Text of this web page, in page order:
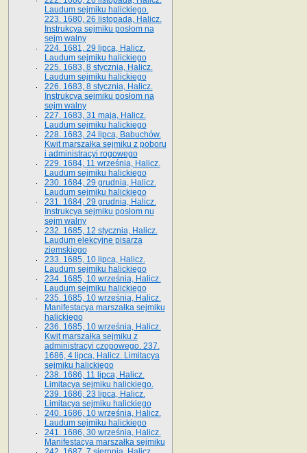
Laudum sejmiku halickiego.
223. 1680, 26 listopada, Halicz.
Instrukcya sejmiku posłom na
sejm walny
224. 1681, 29 lipca, Halicz.
Laudum sejmiku halickiego
225. 1683, 8 stycznia, Halicz.
Laudum sejmiku halickiego
226. 1683, 8 stycznia, Halicz.
Instrukcya sejmiku posłom na
sejm walny
227. 1683, 31 maja, Halicz.
Laudum sejmiku halickiego
228. 1683, 24 lipca, Babuchów.
Kwit marszałka sejmiku z poboru
i administracyi rogowego
229. 1684, 11 września, Halicz.
Laudum sejmiku halickiego
230. 1684, 29 grudnia, Halicz.
Laudum sejmiku halickiego
231. 1684, 29 grudnia, Halicz.
Instrukcya sejmiku posłom nu
sejm walny
232. 1685, 12 stycznia, Halicz.
Laudum elekcyjne pisarza
ziemskiego
233. 1685, 10 lipca, Halicz.
Laudum sejmiku halickiego
234. 1685, 10 września, Halicz.
Laudum sejmiku halickiego
235. 1685, 10 września, Halicz.
Manifestacya marszałka sejmiku
halickiego
236. 1685, 10 września, Halicz.
Kwit marszałka sejmiku z
administracyi czopowego. 237.
1686, 4 lipca, Halicz. Limitacya
sejmiku halickiego
238. 1686, 11 lipca, Halicz.
Limitacya sejmiku halickiego.
239. 1686, 23 lipca, Halicz.
Limitacya sejmiku halickiego
240. 1686, 10 września, Halicz.
Laudum sejmiku halickiego
241. 1686, 30 września, Halicz.
Manifestacya marszałka sejmiku